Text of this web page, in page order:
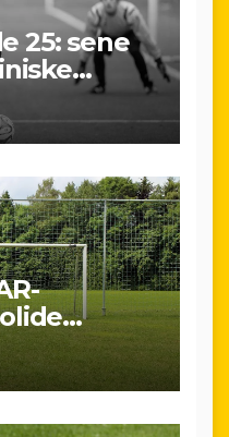
25: sene
24